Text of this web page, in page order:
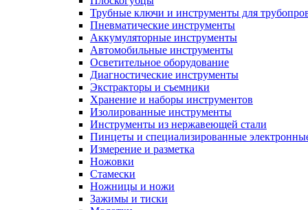
Трубные ключи и инструменты для
Пневматические инструменты
Аккумуляторные инструменты
Автомобильные инструменты
Осветительное оборудование
Диагностические инструменты
Экстракторы и съемники
Хранение и наборы инструментов
Изолированные инструменты
Инструменты из нержавеющей стали
Пинцеты и специализированные
Измерение и разметка
Ножовки
Стамески
Ножницы и ножи
Зажимы и тиски